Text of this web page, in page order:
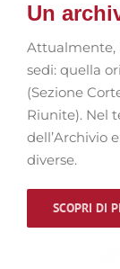
Un
Attualmente,
sedi: quella
(Sezione
Riunite). Nel
dell’Archivio
diverse.
SCOPRI DI